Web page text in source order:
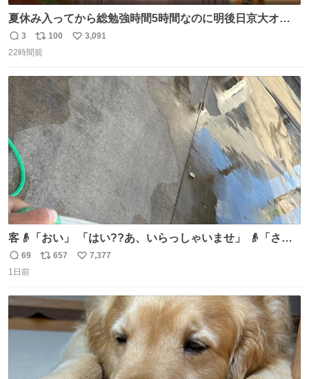
夏休み入ってから総勉強時間5時間なのに明後日京大オー
プンで今これ
返
信
3
リ
ポ
ト
数
100
い
数
3,091
22時間前
客👴「おい」 「はい??あ、いらっしゃいませ」 👴「さっ
きからずっと水出しっぱなしでもったいないだろ」 「静電
気を逃がし、熱くなった地面の温度を下げ、引火事故の防
ことをするな!!」 それでは歌います、聞いてください 「井
戸水」
返
信
69
リ
ト
数
657
い
7,377
1日前